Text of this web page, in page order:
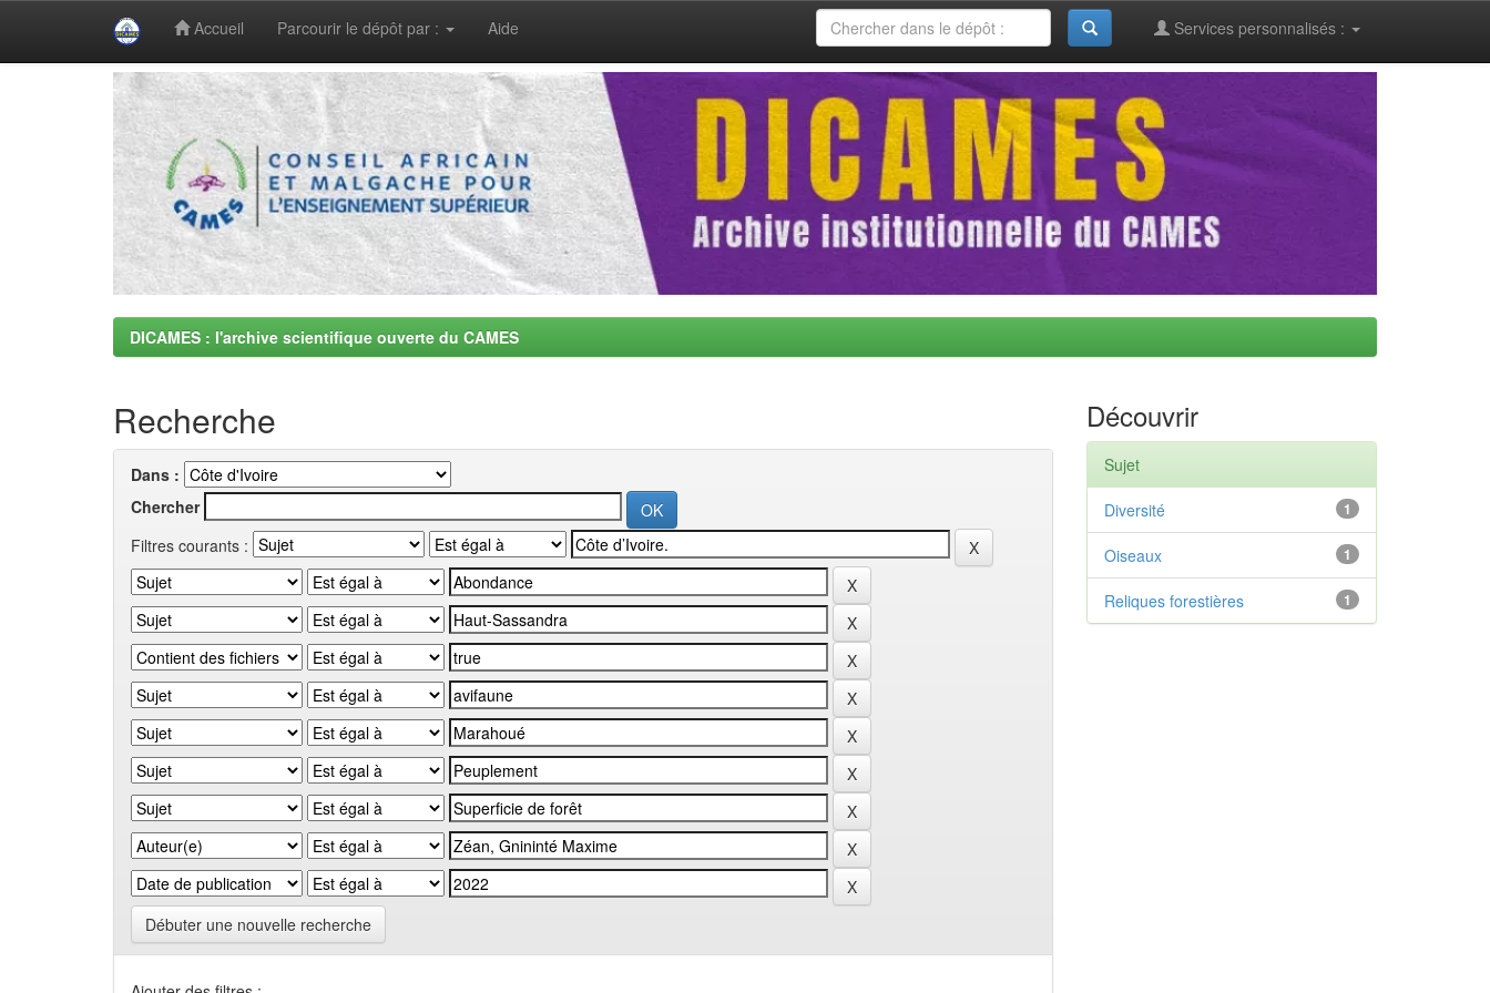
Accueil Parcourir le dépôt par : Aide Services personnalisés :
DICAMES : l'archive scientifique ouverte du CAMES
Recherche
Dans :
Chercher
Filtres courants :
Débuter une nouvelle recherche
Découvrir
Sujet
1
Diversité
1
Oiseaux
1
Reliques forestières